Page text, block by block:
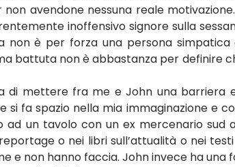
avendone nessuna reale
inoffensivo signore sulla
non è per forza una persona
battuta non è abbastanza per definire
di mettere fra me e John una barriera
si fa spazio nella mia immaginazione e
un tavolo con un ex mercenario sud
o nei libri sull’attualità o nei
e non hanno faccia. John invece ha una